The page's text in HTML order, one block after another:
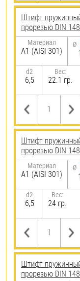
Штифт
прорезью DIN
Материал
А1 (AISI 301)
Ø
d2
6,5
Вес:
22.1 гр.
Штифт
прорезью DIN
Материал
А1 (AISI 301)
Ø
d2
6,5
Вес:
24 гр.
Штифт
прорезью DIN